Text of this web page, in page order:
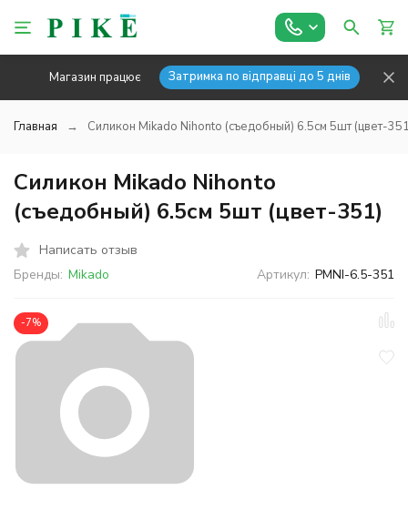
Магазин працює Затримка по відправці до 5 днів
Главная Силикон Mikado Nihonto (съедобный) 6.5см 5шт (цвет-
Силикон Mikado Nihonto
(съедобный) 6.5см 5шт (цвет-351)
Написать отзыв
Бренды: Mikado Артикул: PMNI-6.5-351
-7%